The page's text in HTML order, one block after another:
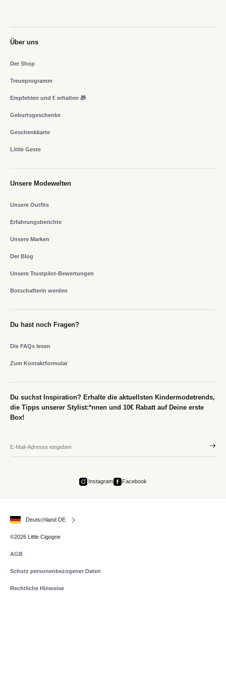
Über uns
Der Shop
Treueprogramm
Empfehlen und € erhalten 🎁
Geburtsgeschenke
Geschenkkarte
Little Geste
Unsere Modewelten
Unsere Outfits
Erfahrungsberichte
Unsere Marken
Der Blog
Unsere Trustpilot-Bewertungen
Botschafterin werden
Du hast noch Fragen?
Die FAQs lesen
Zum Kontaktformular
Du suchst Inspiration? Erhalte die aktuellsten Kindermodetrends,
die Tipps unserer Stylist:*nnen und 10€ Rabatt auf Deine erste
Box!
Instagram Facebook
Deutschland DE
©2026 Little Cigogne
AGB
Schutz personenbezogener Daten
Rechtliche Hinweise